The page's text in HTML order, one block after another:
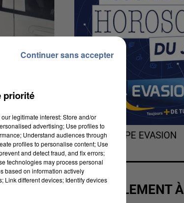
L'HOROSCOPE EVASION
ACTUELLEMENT À
priorité
legitimate interest: Store and/or
advertising; Use profiles to
Understand audiences through
profiles to personalise content; Use
and detect fraud, and fix errors;
technologies may process personal
based on information actively
Link different devices; Identify devices
Continuer sans accepter